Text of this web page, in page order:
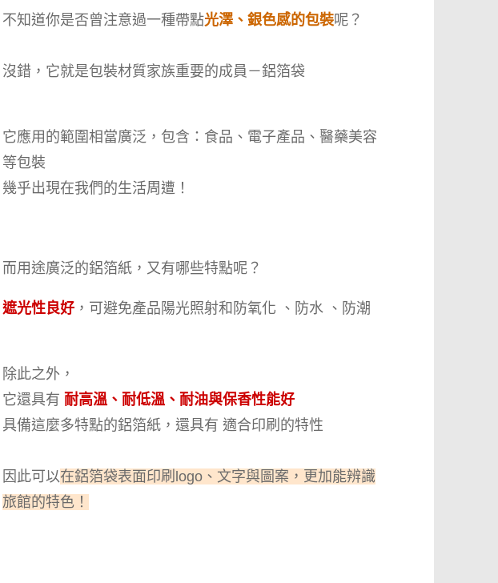
不知道你是否曾注意過一種帶點光澤、銀色感的包裝呢？
沒錯，它就是包裝材質家族重要的成員－鋁箔袋
它應用的範圍相當廣泛，包含：食品、電子產品、醫藥美容
等包裝
幾乎出現在我們的生活周遭！
而用途廣泛的鋁箔紙，又有哪些特點呢？
遮光性良好 ，可避免產品陽光照射和防氧化 、防水 、防潮
除此之外，
它還具有 耐高溫、耐低溫、耐油與保香性能好
具備這麼多特點的鋁箔紙，還具有 適合印刷的特性
因此可以在鋁箔袋表面印刷logo、文字與圖案，更加能辨識
旅館的特色！